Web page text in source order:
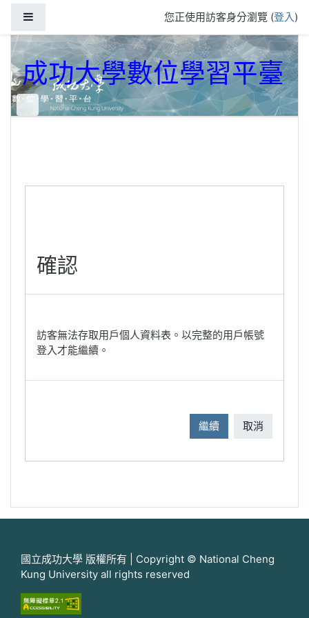
您正使用訪客身分瀏覽 (登入)
成功大學數位學習平臺
確認
訪客無法存取用戶個人資料表。以完整的用戶帳號
登入才能繼續。
繼續 取消
國立成功大學 版權所有 | Copyright © National Cheng
Kung University all rights reserved